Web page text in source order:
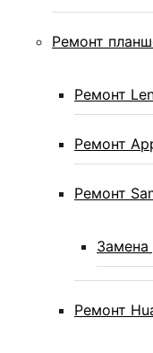
Ремонт
Ремонт
Ремонт
Ремонт
Замена
Ремонт